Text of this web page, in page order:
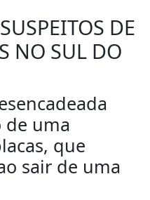
DE
NO SUL DO
de uma
que
sair de uma